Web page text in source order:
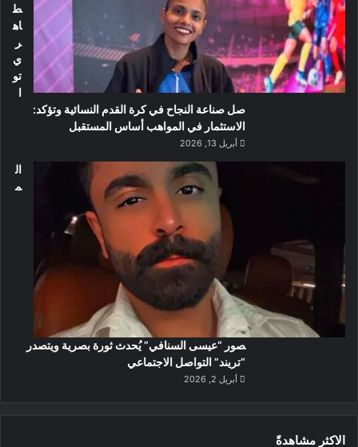
ط
اه
ر
ي
تو
ا
صل صناعة النجاح في كرة القدم النسائية وتؤكد:
الاستثمار في المواهب أساس المستقبل
أبريل 13, 2026
ال
م
صور “عيسى السنافي” يُحدث ثورة بصرية ويتصدر
“تريند” التواصل الاجتماعي
أبريل 2, 2026
الاكثر مشاهدةً